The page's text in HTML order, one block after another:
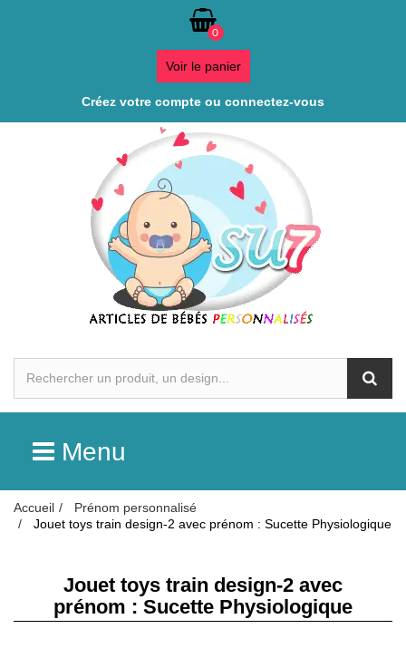
0
Voir le panier
Créez votre compte ou connectez-vous
Menu
Accueil
Prénom personnalisé
Jouet toys train design-2 avec prénom : Sucette Physiologique
Jouet toys train design-2 avec
prénom : Sucette Physiologique